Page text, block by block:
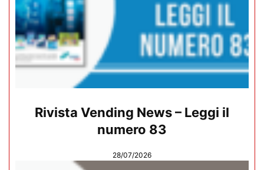
Rivista Vending News – Leggi il
numero 83
28/07/2026